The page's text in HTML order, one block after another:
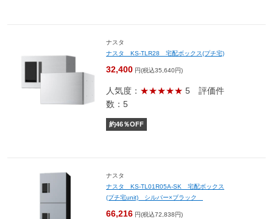
ナスタ
ナスタ KS-TLR28 宅配ボックス(プチ宅)
32,400 円(税込35,640円)
人気度： ★★★★★ 5 評価件
数：5
約46％OFF
ナスタ
ナスタ KS-TL01R05A-SK 宅配ボックス
(プチ宅unit) シルバー×ブラック
66,216 円(税込72,838円)